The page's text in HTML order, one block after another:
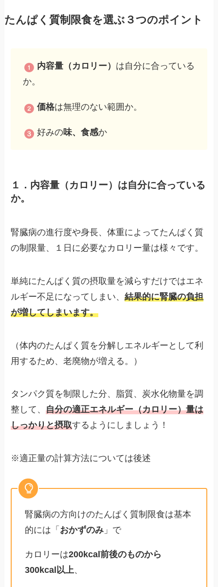
たんぱく質制限食を選ぶ３つのポイント
内容量（カロリー） は自分に合っている
か。
価格は無理のない範囲か。
好みの味、食感か
１．内容量（カロリー）は自分に合っている
か。
腎臓病の進行度や身長、体重によってたんぱく質
の制限量、１日に必要なカロリー量は様々です。
単純にたんぱく質の摂取量を減らすだけではエネ
ルギー不足になってしまい、結果的に腎臓の負担
が増してしまいます。
（体内のたんぱく質を分解しエネルギーとして利
用するため、老廃物が増える。）
タンパク質を制限した分、脂質、炭水化物量を調
整して、自分の適正エネルギー（カロリー）量は
しっかりと摂取するようにしましょう！
※適正量の計算方法については後述
腎臓病の方向けのたんぱく質制限食は基本
的には「 おかずのみ 」で
カロリーは200kcal前後のものから
300kcal以上、